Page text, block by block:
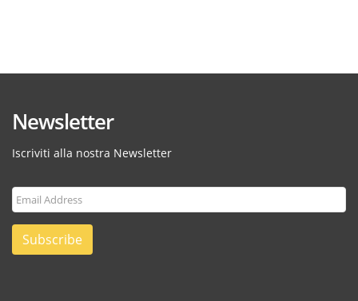
Newsletter
Iscriviti alla nostra Newsletter
Subscribe